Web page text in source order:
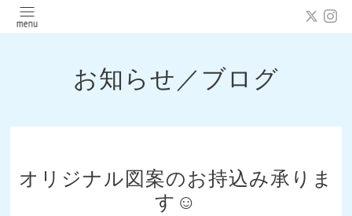
お知らせ／ブログ
オリジナル図案のお持込み承りま
す☺️